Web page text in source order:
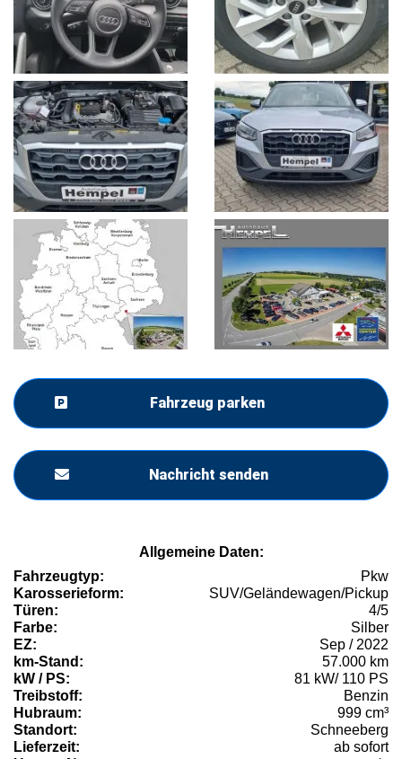
Fahrzeug parken
Nachricht senden
Allgemeine Daten:
Fahrzeugtyp:
Pkw
Karosserieform:
SUV/Geländewagen/Pickup
Türen:
4/5
Farbe:
Silber
EZ:
Sep / 2022
km-Stand:
57.000 km
kW / PS:
81 kW/ 110 PS
Treibstoff:
Benzin
Hubraum:
999 cm³
Standort:
Schneeberg
Lieferzeit:
ab sofort